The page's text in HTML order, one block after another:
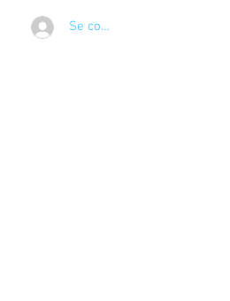
Se connecter